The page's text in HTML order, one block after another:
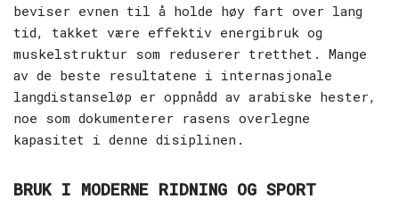
beviser evnen til å holde høy fart over lang
tid, takket være effektiv energibruk og
muskelstruktur som reduserer tretthet. Mange
av de beste resultatene i internasjonale
langdistanseløp er oppnådd av arabiske hester,
noe som dokumenterer rasens overlegne
kapasitet i denne disiplinen.
BRUK I MODERNE RIDNING OG SPORT